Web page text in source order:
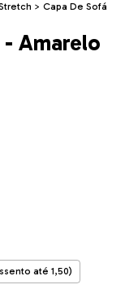
> Capa De Sofá
Amarelo
até 1,50)